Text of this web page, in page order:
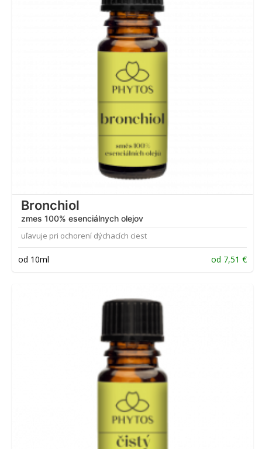
Bronchiol
zmes 100% esenciálnych olejov
uľavuje pri ochorení dýchacích ciest
od 10ml od 7,51 €